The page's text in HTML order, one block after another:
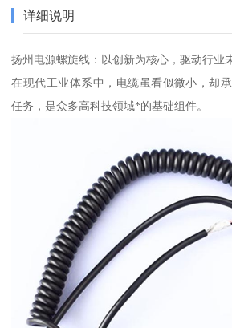
详细说明
扬州电源螺旋线：以创新为核心，驱动行业
在现代工业体系中，电缆虽看似微小，却
任务，是众多高科技领域*的基础组件。